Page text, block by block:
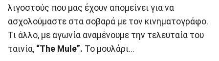
λιγοστούς που μας έχουν απομείνει για να
ασχολούμαστε στα σοβαρά με τον κινηματογράφο.
Τι άλλο, με αγωνία αναμένουμε την τελευταία του
ταινία, “The Mule”. Το μουλάρι...